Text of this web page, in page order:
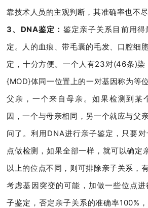
靠技术人员的主观判断，其准确率也不尽
3、DNA鉴定： 鉴定亲子关系目前用
定。人的血痕、带毛囊的毛发、口腔细
定，十分方便。一个人有23对(46条)染
{MOD}体同一位置上的一对基因称为等
父亲，一个来自母亲。如果检测到某
因，一个与母亲相同，另一个就应与父
问了。利用DNA进行亲子鉴定，只要
点做检测，如果全部一样，就可以确定
以上的位点不同，则可排除亲子关系，
考虑基因突变的可能，加做一些位点
子鉴定，否定亲子关系的准确率100%